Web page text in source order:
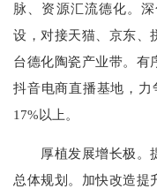
脉、资源汇流德化。
设，对接天猫、京东、
台德化陶瓷产业带。有
抖音电商直播基地，力
17%以上。
厚植发展增长极。提
总体规划。加快改造提